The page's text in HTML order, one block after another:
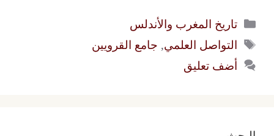
التصنيفات
تاريخ المغرب والأندلس
الوسوم
التواصل العلمي, جامع القرويين
أضف تعليق